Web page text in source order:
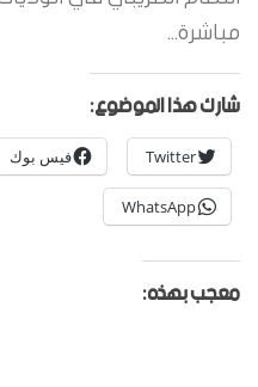
مباشرة...
شارك هذا الموضوع:
Twitter فيس بوك
WhatsApp
معجب بهذه: